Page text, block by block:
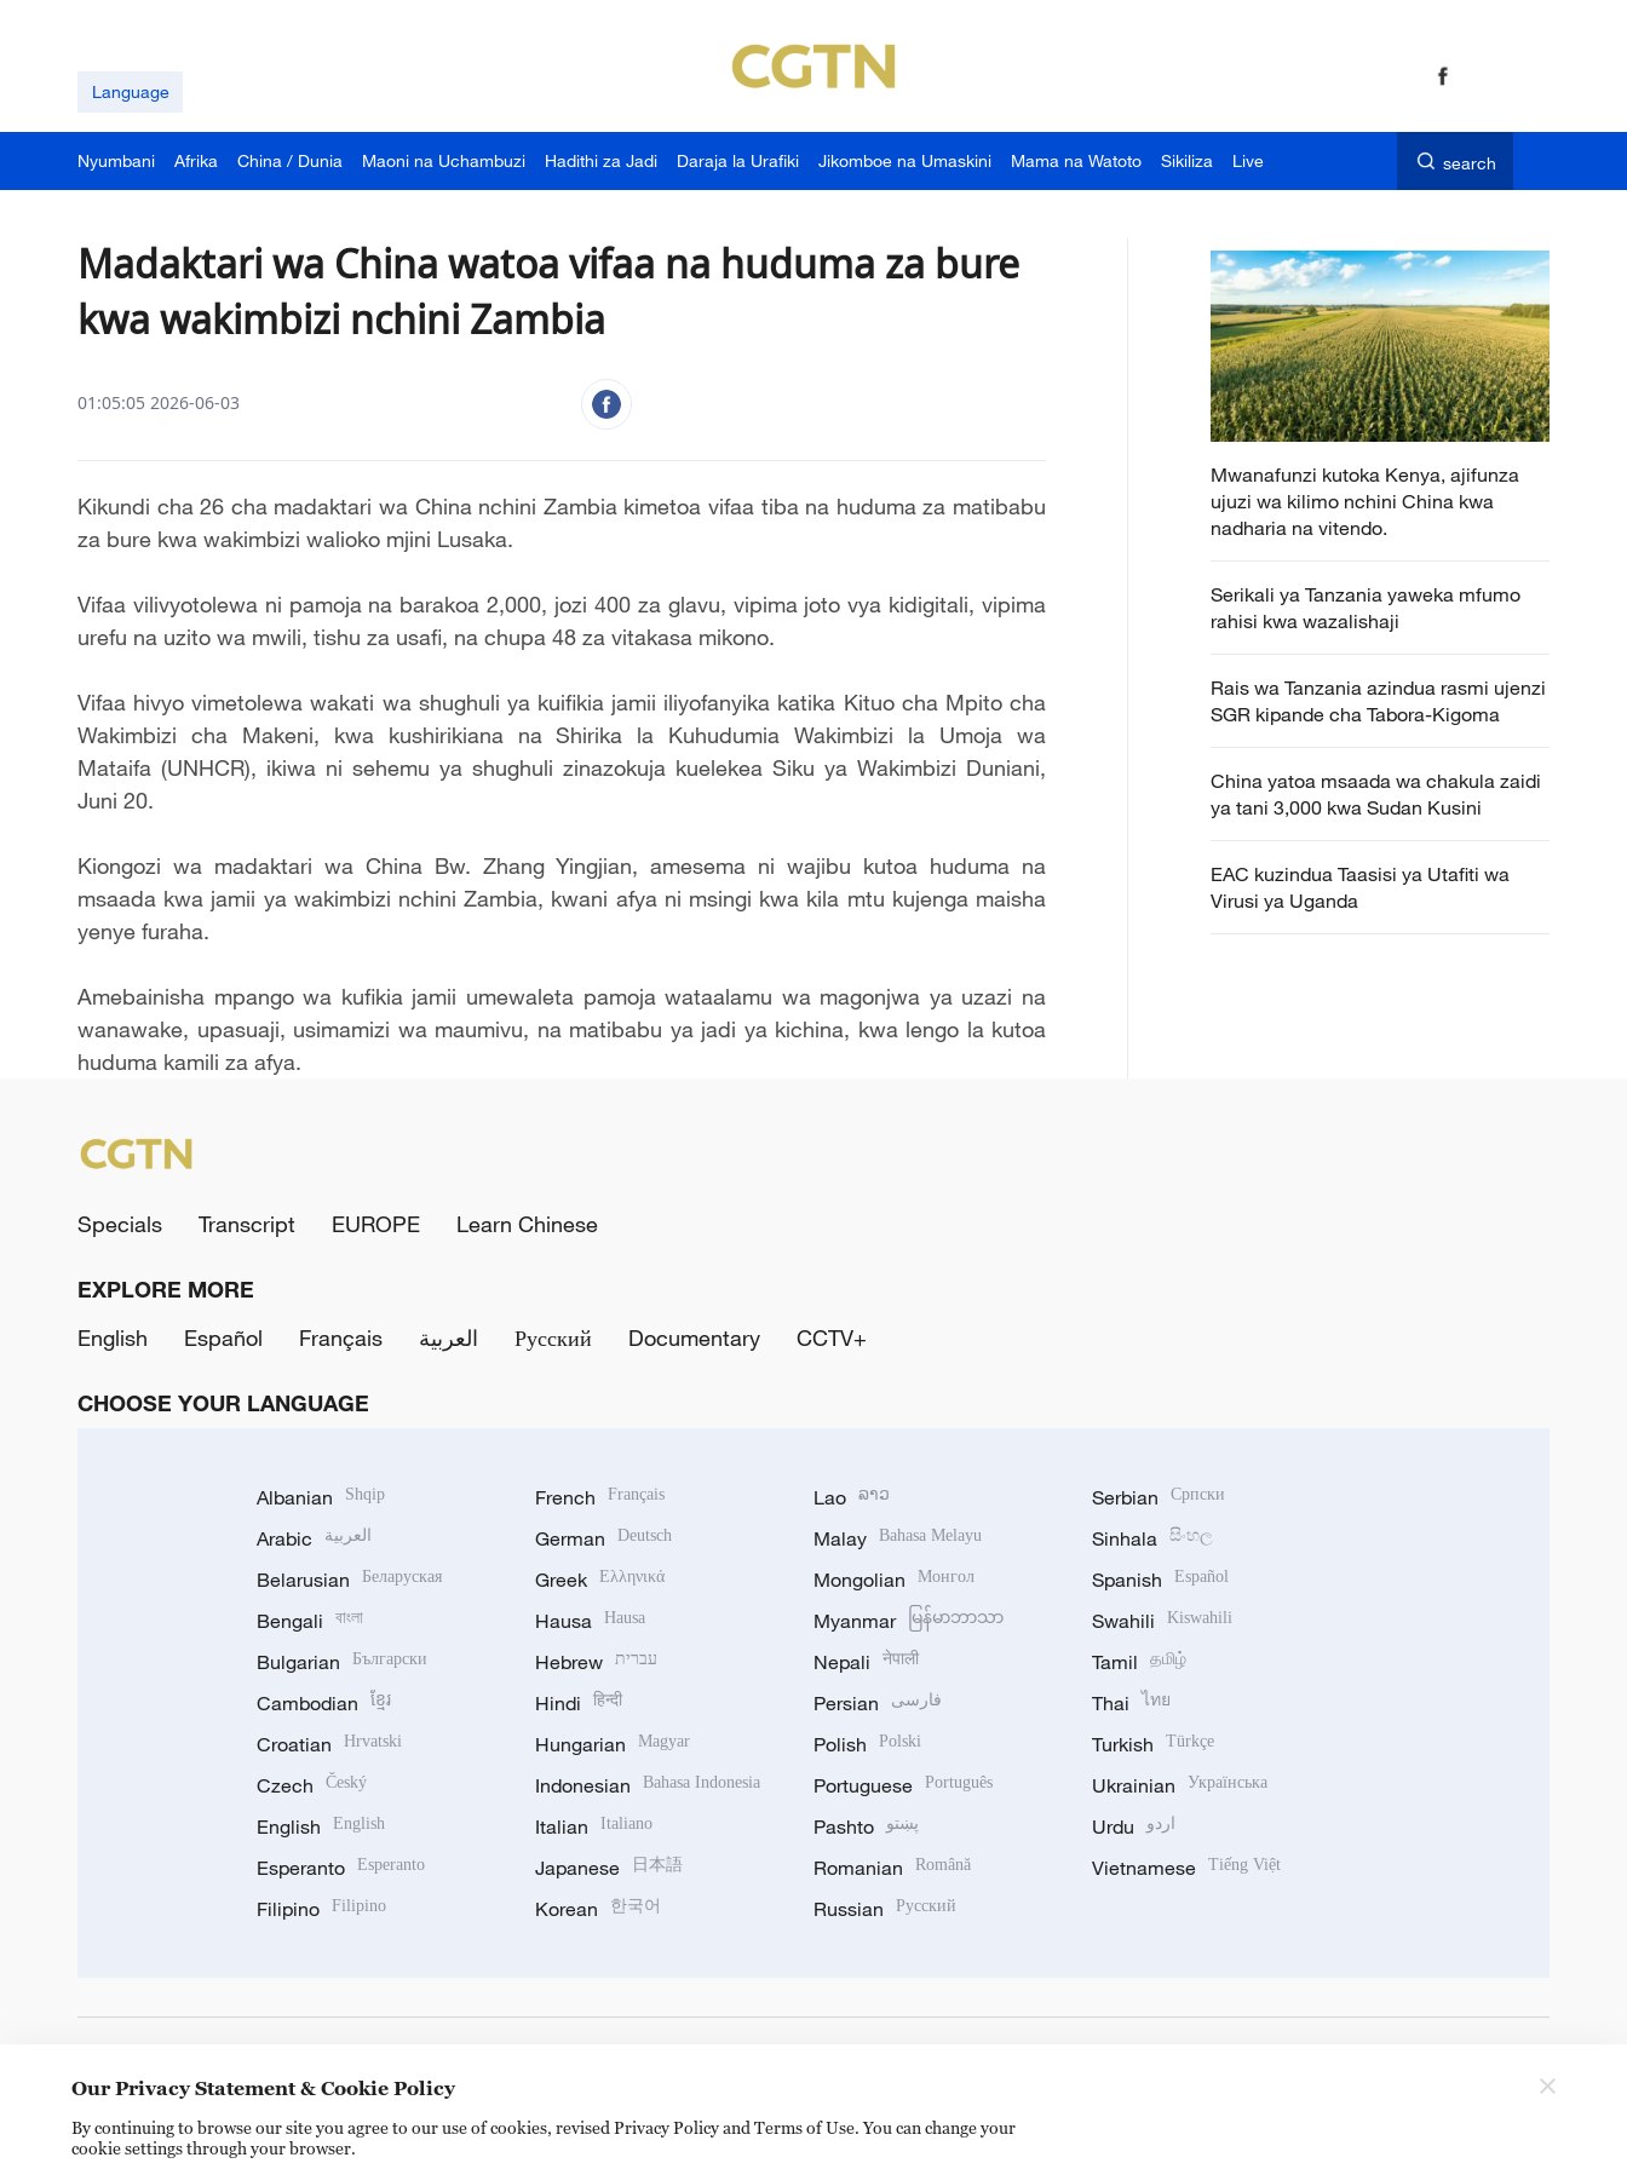
Language
Nyumbani Afrika China / Dunia Maoni na Uchambuzi Hadithi za Jadi Daraja la Urafiki Jikomboe na Umaskini Mama na Watoto Sikiliza Live search
Madaktari wa China watoa vifaa na huduma za bure
kwa wakimbizi nchini Zambia
01:05:05 2026-06-03
Kikundi cha 26 cha madaktari wa China nchini Zambia kimetoa vifaa tiba na huduma za matibabu
za bure kwa wakimbizi walioko mjini Lusaka.
Vifaa vilivyotolewa ni pamoja na barakoa 2,000, jozi 400 za glavu, vipima joto vya kidigitali, vipima
urefu na uzito wa mwili, tishu za usafi, na chupa 48 za vitakasa mikono.
Vifaa hivyo vimetolewa wakati wa shughuli ya kuifikia jamii iliyofanyika katika Kituo cha Mpito cha
Wakimbizi cha Makeni, kwa kushirikiana na Shirika la Kuhudumia Wakimbizi la Umoja wa
Mataifa (UNHCR), ikiwa ni sehemu ya shughuli zinazokuja kuelekea Siku ya Wakimbizi Duniani,
Juni 20.
Kiongozi wa madaktari wa China Bw. Zhang Yingjian, amesema ni wajibu kutoa huduma na
msaada kwa jamii ya wakimbizi nchini Zambia, kwani afya ni msingi kwa kila mtu kujenga maisha
yenye furaha.
Amebainisha mpango wa kufikia jamii umewaleta pamoja wataalamu wa magonjwa ya uzazi na
wanawake, upasuaji, usimamizi wa maumivu, na matibabu ya jadi ya kichina, kwa lengo la kutoa
huduma kamili za afya.
Mwanafunzi kutoka Kenya, ajifunza
ujuzi wa kilimo nchini China kwa
nadharia na vitendo.
Serikali ya Tanzania yaweka mfumo
rahisi kwa wazalishaji
Rais wa Tanzania azindua rasmi ujenzi
SGR kipande cha Tabora-Kigoma
China yatoa msaada wa chakula zaidi
ya tani 3,000 kwa Sudan Kusini
EAC kuzindua Taasisi ya Utafiti wa
Virusi ya Uganda
Specials Transcript EUROPE Learn Chinese
EXPLORE MORE
English
Español Français العربية Русский Documentary CCTV+
CHOOSE YOUR LANGUAGE
Albanian Shqip
Arabic العربية
Belarusian Беларуская
Bengali বাংলা
Bulgarian Български
Cambodian ខ្មែរ
Croatian Hrvatski
Czech Český
English English
Esperanto Esperanto
Filipino Filipino
French Français
German Deutsch
Greek Ελληνικά
Hausa Hausa
Hebrew עברית
Hindi हिन्दी
Hungarian Magyar
Indonesian Bahasa Indonesia
Italian Italiano
Japanese 日本語
Korean 한국어
Lao ລາວ
Malay Bahasa Melayu
Mongolian Монгол
Myanmar မြန်မာဘာသာ
Nepali नेपाली
Persian فارسی
Polish Polski
Portuguese Português
Pashto پښتو
Romanian Română
Russian Русский
Serbian Српски
Sinhala සිංහල
Spanish Español
Swahili Kiswahili
Tamil தமிழ்
Thai ไทย
Turkish Türkçe
Ukrainian Українська
Urdu اردو
Vietnamese Tiếng Việt
Our Privacy Statement & Cookie Policy
By continuing to browse our site you agree to our use of cookies, revised Privacy Policy and Terms of Use. You can change your
cookie settings through your browser.